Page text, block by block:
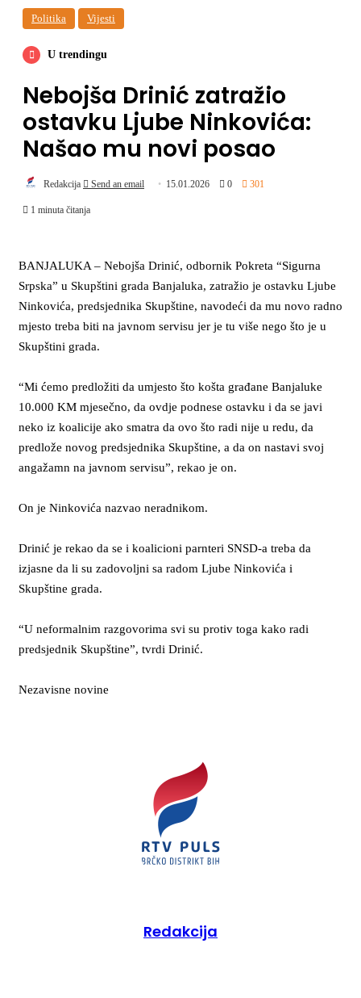
Politika Vijesti
U trendingu
Nebojša Drinić zatražio
ostavku Ljube Ninkovića:
Našao mu novi posao
Redakcija Send an email 15.01.2026 0 301
1 minuta čitanja
BANJALUKA – Nebojša Drinić, odbornik Pokreta “Sigurna
Srpska” u Skupštini grada Banjaluka, zatražio je ostavku Ljube
Ninkovića, predsjednika Skupštine, navodeći da mu novo radno
mjesto treba biti na javnom servisu jer je tu više nego što je u
Skupštini grada.
“Mi ćemo predložiti da umjesto što košta građane Banjaluke
10.000 KM mjesečno, da ovdje podnese ostavku i da se javi
neko iz koalicije ako smatra da ovo što radi nije u redu, da
predlože novog predsjednika Skupštine, a da on nastavi svoj
angažamn na javnom servisu”, rekao je on.
On je Ninkovića nazvao neradnikom.
Drinić je rekao da se i koalicioni parnteri SNSD-a treba da
izjasne da li su zadovoljni sa radom Ljube Ninkovića i
Skupštine grada.
“U neformalnim razgovorima svi su protiv toga kako radi
predsjednik Skupštine”, tvrdi Drinić.
Nezavisne novine
Redakcija